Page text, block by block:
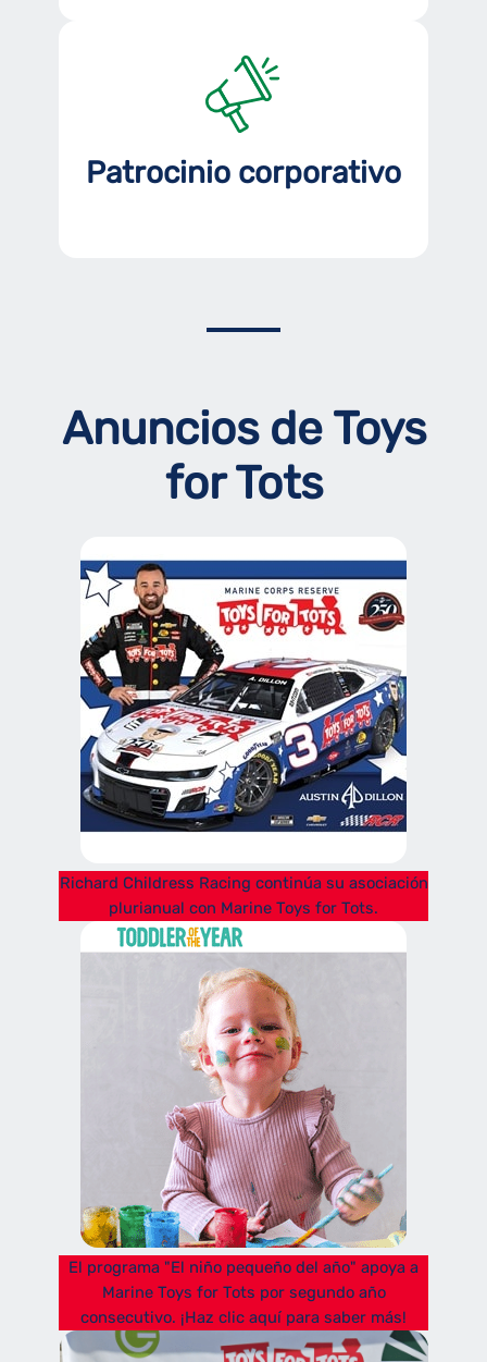
Patrocinio corporativo
Anuncios de Toys
for Tots
Richard Childress Racing continúa su asociación
plurianual con Marine Toys for Tots.
El programa "El niño pequeño del año" apoya a
Marine Toys for Tots por segundo año
consecutivo. ¡Haz clic aquí para saber más!